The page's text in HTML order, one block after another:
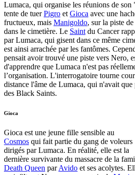
Lumaca, qui organise les réunions de
tente de tuerPigro et Gioca avec une
fructueux, mais Manigoldo, sur la piste
dans le cimetière. Le Saint du Cancer
par Lumaca, qui gisent dans ce même
est ainsi arrachée par les fantômes.
pensait avoir trouvé une piste vers Nero,
d'apprendre que Lumaca n'est pas
l’organisation. L'interrogatoire tourne
distance l'âme de Lumaca, qui n'avait
des Black Saints.
Gioca
Gioca est une jeune fille sensible au
Cosmos qui fait partie du gang de voleurs
dirigés par Lumaca. En réalité, elle est la
dernière survivante du massacre de la
Death Queen parAvido et ses acolytes.